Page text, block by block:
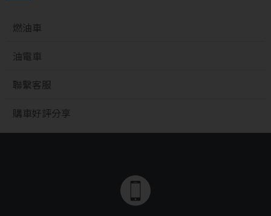
燃油車
油電車
聯繫客服
購車好評分享